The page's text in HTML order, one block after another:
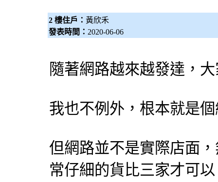
2 樓住戶： 黃欣禾
發表時間： 2020-06-06
隨著網路越來越發達，
我也不例外，根本就是
但網路並不是實際店面
常仔細的貨比三家才可以